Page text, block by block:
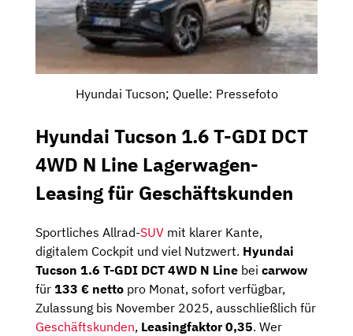
Hyundai Tucson; Quelle: Pressefoto
Hyundai Tucson 1.6 T-GDI DCT
4WD N Line Lagerwagen-
Leasing für Geschäftskunden
Sportliches Allrad-SUV mit klarer Kante,
digitalem Cockpit und viel Nutzwert. Hyundai
Tucson 1.6 T-GDI DCT 4WD N Line bei carwow
für 133 € netto pro Monat, sofort verfügbar,
Zulassung bis November 2025, ausschließlich für
Geschäftskunden, Leasingfaktor 0,35. Wer